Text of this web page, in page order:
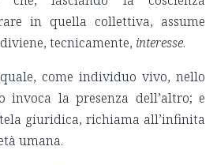
in quella collettiva, assume
tecnicamente, interesse.
come individuo vivo, nello
invoca la presenza dell’altro; e
giuridica, richiama all’infinita
umana.